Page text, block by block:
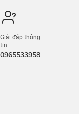
Giải đáp thông
tin
0965533958